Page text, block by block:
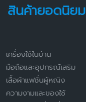
สินค้ายอดนิยม
เครื่องใช้ในบ้าน
มือถือและอุปกรณ์เสริม
เสื้อผ้าแฟชั่นผู้หญิง
ความงามและของใช้